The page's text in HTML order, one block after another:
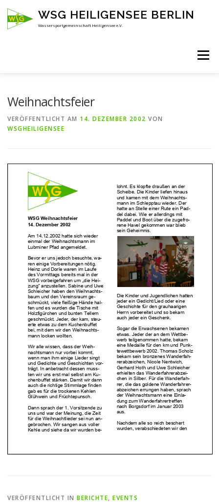
Inhalt
springen
WSG HEILIGENSEE BERLIN
Wassersportgemeinschaft Heiligensee e.V.
Menü
AKTUELLES
Weihnachtsfeier
VERÖFFENTLICHT AM 14. DEZEMBER 2002 VON
WSGHEILIGENSEE
VERÖFFENTLICHT IN BERICHTE, EVENTS